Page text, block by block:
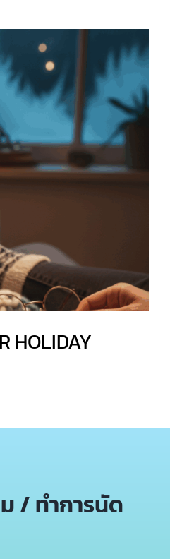
HOLIDAY
/ ทำการนัด